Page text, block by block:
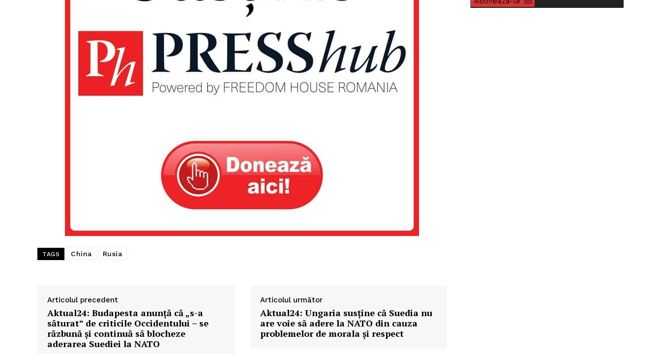
TAGS China Rusia
Articolul precedent
Aktual24: Budapesta anunță că „s-a
săturat” de criticile Occidentului – se
răzbună și continuă să blocheze
aderarea Suediei la NATO
Articolul următor
Aktual24: Ungaria susține că Suedia nu
are voie să adere la NATO din cauza
problemelor de morala și respect